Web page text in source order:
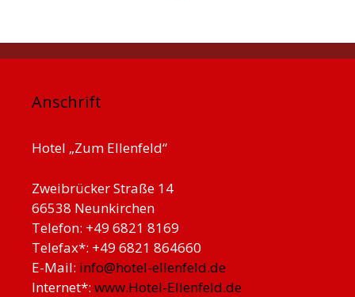
Anschrift
Hotel „Zum Ellenfeld“
Zweibrücker Straße 14
66538 Neunkirchen
Telefon: +49 6821 8169
Telefax*: +49 6821 864660
E-Mail: info@hotel-ellenfeld.de
Internet*: www.Hotel-Ellenfeld.de